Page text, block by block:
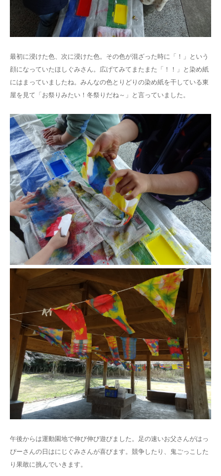
最初に浸けた色、次に浸けた色。その色が混ざった時に「！」という
顔になっていたほしぐみさん。広げてみてまたまた「！！」と染め紙
にはまっていましたね。みんなの色とりどりの染め紙を干している東
屋を見て「お祭りみたい！冬祭りだね～」と言っていました。
午後からは運動園地で伸び伸び遊びました。足の速いお父さんがはっ
ぴーさんの日はにじぐみさんが喜びます。競争したり、鬼ごっこした
り果敢に挑んでいきます。